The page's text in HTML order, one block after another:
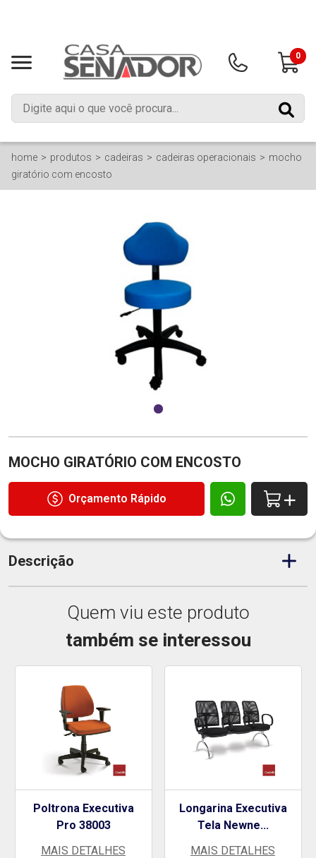
0
home produtos cadeiras cadeiras operacionais
mocho
giratório com encosto
MOCHO GIRATÓRIO COM ENCOSTO
Orçamento Rápido
Descrição
Quem viu este produto
também se interessou
Poltrona Executiva
Pro 38003
MAIS DETALHES
Longarina Executiva
Tela Newne...
MAIS DETALHES